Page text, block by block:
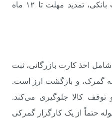
برای روسیه، به دلیل مشکلات بانکی، تمدید مهلت تا ۱۲ ماه
اخذ کارت بازرگانی، ثبت
به گمرک، و بازگشت ارز است.
توقف کالا جلوگیری می‌کند.
حتماً از یک کارگزار گمرکی